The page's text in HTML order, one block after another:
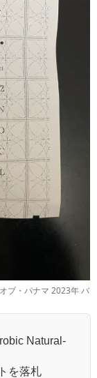
ブ・パナマ 2023年 バ
Natural-
を落札